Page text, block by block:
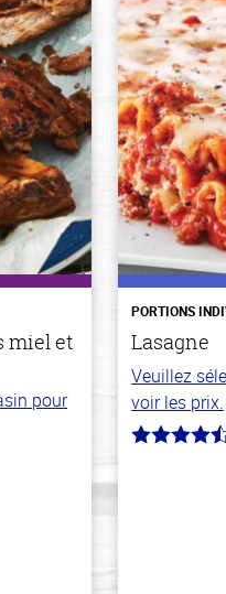
miel et
pour
PORTIONS
Lasagne
Veuillez
voir les prix.
4.3